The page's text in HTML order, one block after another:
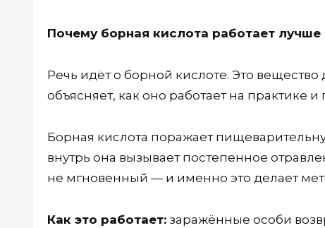
Почему борная кислота работает лучше
Речь идёт о борной кислоте. Это
объясняет, как оно работает на практике
Борная кислота поражает
внутрь она вызывает постепенное
не мгновенный — и именно это делает
Как это работает: заражённые особи